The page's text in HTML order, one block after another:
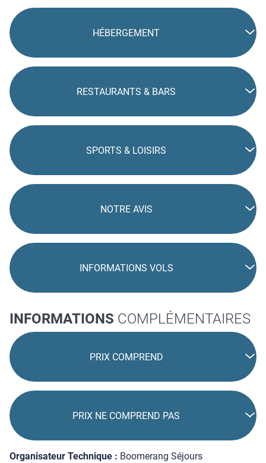
HÉBERGEMENT
RESTAURANTS & BARS
SPORTS & LOISIRS
NOTRE AVIS
INFORMATIONS VOLS
INFORMATIONS COMPLÉMENTAIRES
PRIX COMPREND
PRIX NE COMPREND PAS
Organisateur Technique : Boomerang Séjours